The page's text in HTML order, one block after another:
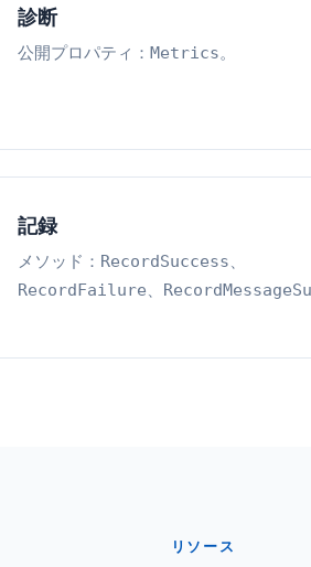
診断
公開プロパティ： Metrics。
記録
メソッド： RecordSuccess、
RecordFailure、
リソース